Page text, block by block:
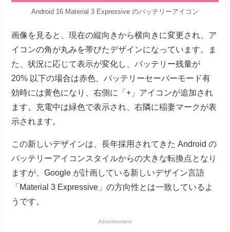
Android 16 Material 3 Expressive のバッテリーアイコン
画像を見ると、現在の縦向きから横向きに変更され、ア
イコンの角が丸みを帯びたデザインになっています。ま
た、状況に応じて表示が変化し、バッテリー残量が
20% 以下の場合は赤色、バッテリーセーバーモード有
効時には黄色になり、右側に「+」アイコンが追加され
ます。充電中は緑色で表示され、右隣に稲妻マークが表
示されます。
この新しいデザインは、長年採用されてきた Android の
バッテリーアイコンスタイルからの大きな転換点となり
ますが、Google が計画している新しいデザイン言語
「Material 3 Expressive」の方向性とは一致しているよ
うです。
Advertisement